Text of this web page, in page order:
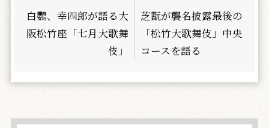
白鸚、幸四郎が語る大
阪松竹座「七月大歌舞
伎」
芝翫が襲名披露最後の
「松竹大歌舞伎」中央
コースを語る